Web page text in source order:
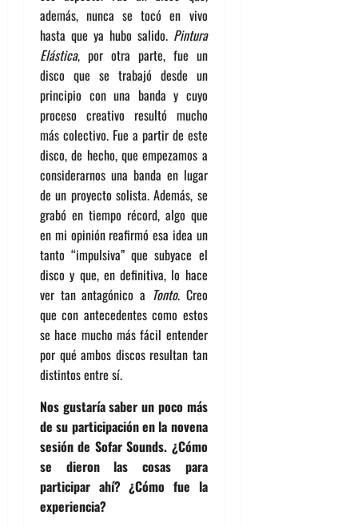
además, nunca se tocó en vivo
hasta que ya hubo salido. Pintura
Elástica, por otra parte, fue un
disco que se trabajó desde un
principio con una banda y cuyo
proceso creativo resultó mucho
más colectivo. Fue a partir de este
disco, de hecho, que empezamos a
considerarnos una banda en lugar
de un proyecto solista. Además, se
grabó en tiempo récord, algo que
en mi opinión reafirmó esa idea un
tanto “impulsiva” que subyace el
disco y que, en definitiva, lo hace
ver tan antagónico a Tonto. Creo
que con antecedentes como estos
se hace mucho más fácil entender
por qué ambos discos resultan tan
distintos entre sí.
Nos gustaría saber un poco más
de su participación en la novena
sesión de Sofar Sounds. ¿Cómo
se dieron las cosas para
participar ahí? ¿Cómo fue la
experiencia?